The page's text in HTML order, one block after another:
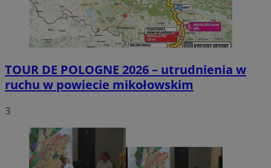
TOUR DE POLOGNE 2026 – utrudnienia w
ruchu w powiecie mikołowskim
3